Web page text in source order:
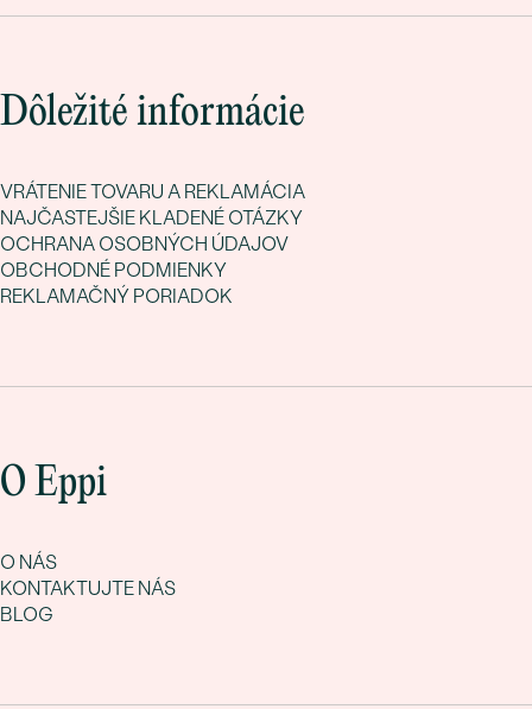
Dôležité informácie
VRÁTENIE TOVARU A REKLAMÁCIA
NAJČASTEJŠIE KLADENÉ OTÁZKY
OCHRANA OSOBNÝCH ÚDAJOV
OBCHODNÉ PODMIENKY
REKLAMAČNÝ PORIADOK
O Eppi
O NÁS
KONTAKTUJTE NÁS
BLOG